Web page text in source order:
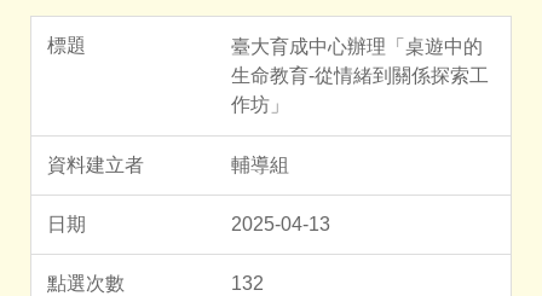
臺大育成中心辦理「桌遊中的
生命教育-從情緒到關係探索工
作坊」
輔導組
2025-04-13
132